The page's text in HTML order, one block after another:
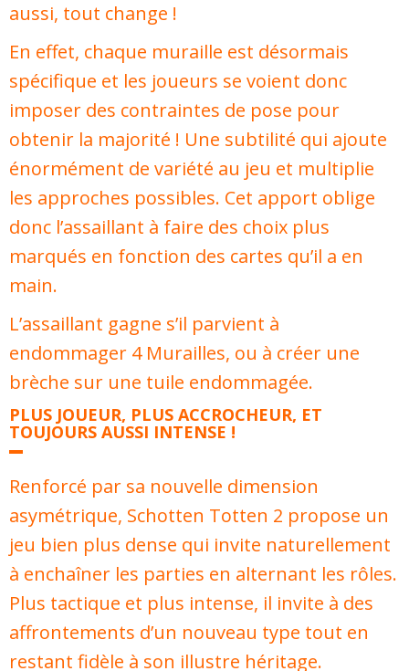
aussi, tout change !
En effet, chaque muraille est désormais
spécifique et les joueurs se voient donc
imposer des contraintes de pose pour
obtenir la majorité ! Une subtilité qui ajoute
énormément de variété au jeu et multiplie
les approches possibles. Cet apport oblige
donc l’assaillant à faire des choix plus
marqués en fonction des cartes qu’il a en
main.
L’assaillant gagne s’il parvient à
endommager 4 Murailles, ou à créer une
brèche sur une tuile endommagée.
PLUS JOUEUR, PLUS ACCROCHEUR, ET
TOUJOURS AUSSI INTENSE !
Renforcé par sa nouvelle dimension
asymétrique, Schotten Totten 2 propose un
jeu bien plus dense qui invite naturellement
à enchaîner les parties en alternant les rôles.
Plus tactique et plus intense, il invite à des
affrontements d’un nouveau type tout en
restant fidèle à son illustre héritage.